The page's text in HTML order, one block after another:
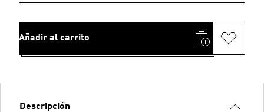
Añadir al carrito
Descripción